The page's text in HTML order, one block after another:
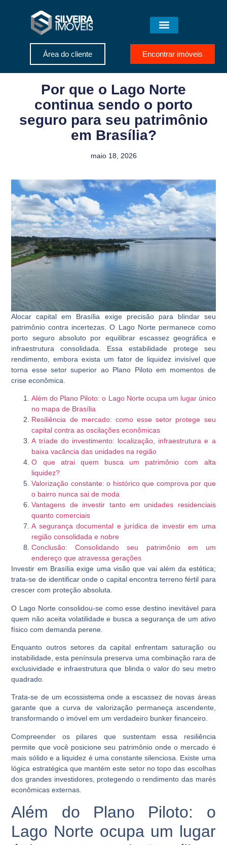
Área do cliente Encontrar imóveis
Por que o Lago Norte
continua sendo o porto
seguro para seu patrimônio
em Brasília?
maio 18, 2026
Alocar capital em Brasília exige precisão para blindar seu
patrimônio contra incertezas. O Lago Norte permanece como
porto seguro absoluto por equilibrar escassez geográfica e
infraestrutura consolidada. Essa estabilidade protege seu
rendimento, embora exista um fator de liquidez invisível que
torna esse setor superior ao Plano Piloto em momentos de
crise econômica.
Além do Plano Piloto: o Lago Norte ocupa um lugar único
no mapa de Brasília
Resiliência de mercado: como esse setor protege seu
capital contra as oscilações econômicas
A tríade do investimento: localização, infraestrutura e a
baixa vacância das unidades na região
O que atrai quem busca um patrimônio com alta
liquidez?
Valorização constante: o histórico que comprova por que
o bairro nunca sai de moda
Vantagens de investir tanto em unidades residenciais
quanto comerciais
A segurança documental e jurídica de investir em uma
região consolidada e nobre
Conclusão: Consolidando seu patrimônio em um
endereço que atravessa gerações
Investir em Brasília exige uma visão que vai além da estética;
trata-se de identificar onde o capital encontra terreno fértil para
crescer com proteção absoluta.
O Lago Norteconsolidou-se como esse destino inevitável para
quem não aceita volatilidade e busca a segurança de um ativo
físico com demanda perene.
Enquanto outros setores da capital enfrentam saturação ou
instabilidade, esta península preserva uma combinação rara de
exclusividade e infraestrutura que blinda o valor do seu metro
quadrado.
Trata-se de um ecossistema onde a escassez de novas áreas
garante que a curva de valorização permaneça ascendente,
transformando o imóvel em um verdadeiro bunker financeiro.
Compreender os pilares que sustentam essa resiliência
permite que você posicione seu patrimônio onde o mercado é
mais sólido e a liquidez é uma constante silenciosa. Existe uma
lógica estratégica que mantém este setor no topo das escolhas
dos grandes investidores, protegendo o rendimento das marés
econômicas externas.
Além do Plano Piloto: o
Lago Norte ocupa um lugar